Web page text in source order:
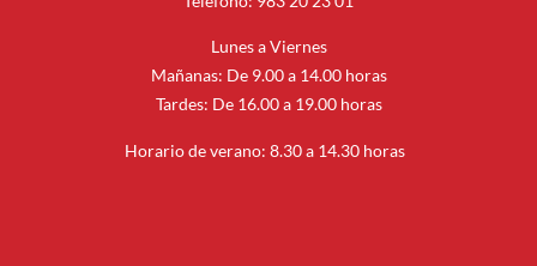
Lunes a Viernes
Mañanas: De 9.00 a 14.00 horas
Tardes: De 16.00 a 19.00 horas
Horario de verano: 8.30 a 14.30 horas